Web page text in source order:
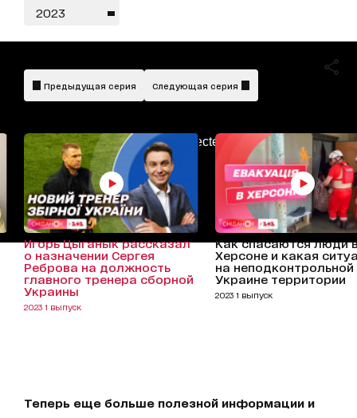
2023
AdBlockDetected!
Предыдущая серия Следующая серия
Игорь Цыганык рассказал
о назначении Сергея
Реброва на должность
главного тренера сборной
Украины
2023 1 выпуск
Как спасаются люди
Херсоне и какая
на неподконтрольной
Украине территории
2023 1 выпуск
Теперь еще больше полезной информации и